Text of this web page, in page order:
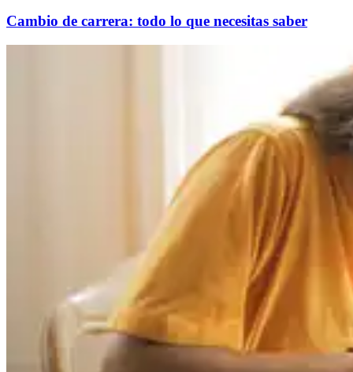
Cambio de carrera: todo lo que necesitas saber